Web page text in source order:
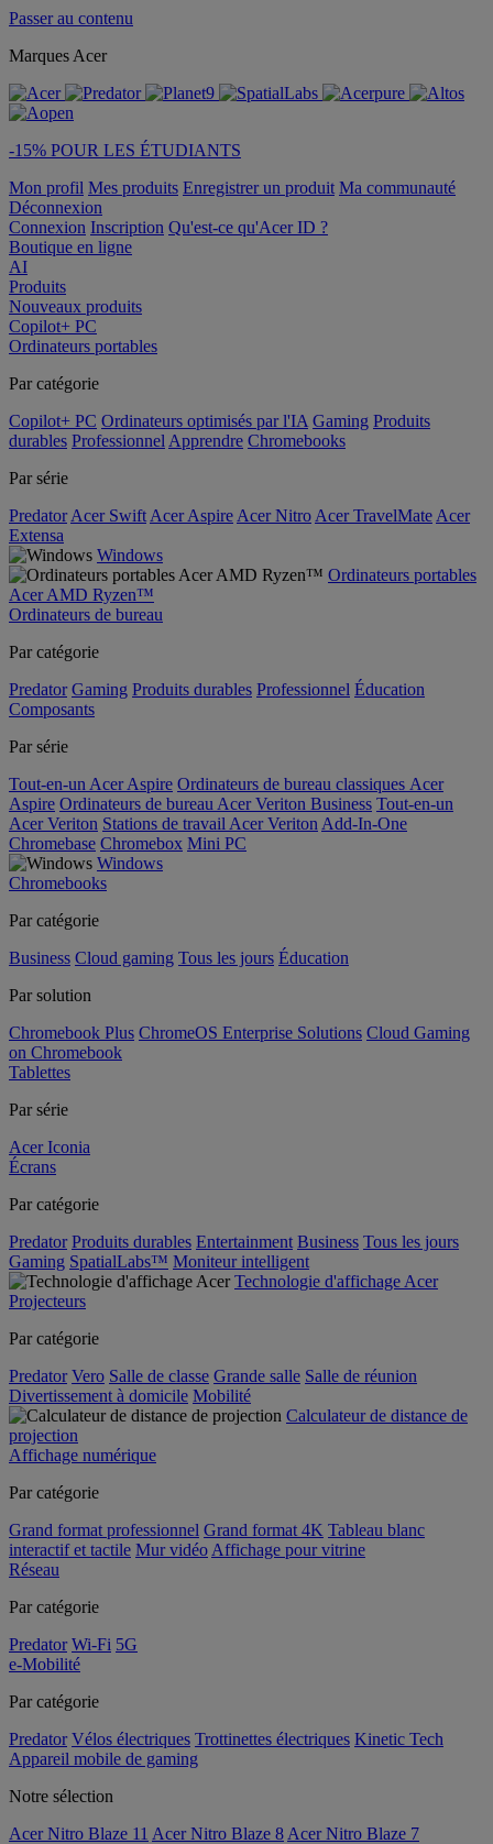
Passer au contenu
Marques Acer
-15% POUR LES ÉTUDIANTS
Mon profil Mes produits Enregistrer un produit Ma communauté
Déconnexion
Connexion Inscription Qu'est-ce qu'Acer ID ?
Boutique en ligne
AI
Produits
Nouveaux produits
Copilot+ PC
Ordinateurs portables
Par catégorie
Copilot+ PC Ordinateurs optimisés par l'IA Gaming Produits
durables Professionnel Apprendre Chromebooks
Par série
Predator Acer Swift Acer Aspire Acer Nitro Acer TravelMate Acer
Extensa
Windows
Ordinateurs portables
Acer AMD Ryzen™
Ordinateurs de bureau
Par catégorie
Predator Gaming Produits durables Professionnel Éducation
Composants
Par série
Tout-en-un Acer Aspire Ordinateurs de bureau classiques Acer
Aspire Ordinateurs de bureau Acer Veriton Business Tout-en-un
Acer Veriton Stations de travail Acer Veriton Add-In-One
Chromebase Chromebox Mini PC
Windows
Chromebooks
Par catégorie
Business Cloud gaming Tous les jours Éducation
Par solution
Chromebook Plus ChromeOS Enterprise Solutions Cloud Gaming
on Chromebook
Tablettes
Par série
Acer Iconia
Écrans
Par catégorie
Predator Produits durables Entertainment Business Tous les jours
Gaming SpatialLabs™ Moniteur intelligent
Technologie d'affichage Acer
Projecteurs
Par catégorie
Predator Vero Salle de classe Grande salle Salle de réunion
Divertissement à domicile Mobilité
Calculateur de distance de
projection
Affichage numérique
Par catégorie
Grand format professionnel Grand format 4K Tableau blanc
interactif et tactile Mur vidéo Affichage pour vitrine
Réseau
Par catégorie
Predator Wi-Fi 5G
e-Mobilité
Par catégorie
Predator Vélos électriques Trottinettes électriques Kinetic Tech
Appareil mobile de gaming
Notre sélection
Acer Nitro Blaze 11 Acer Nitro Blaze 8 Acer Nitro Blaze 7